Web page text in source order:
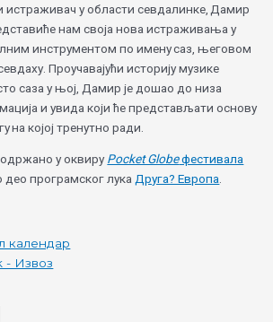
истраживач у области севдалинке, Дамир
нам своја нова истраживања у
инструментом по имену саз, његовом
Проучавајући историју музике
саза у њој, Дамир је дошао до низа
и увида који ће представљати основу
на којој тренутно ради.
у оквиру Pockеt Globeфестивала
део програмског лукаДруга? Европа.
календар
- Извоз